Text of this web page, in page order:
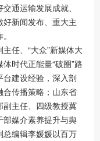
通运输发展成就、
新闻发布、重大主
任、“大众”新媒体大
时代正能量“破圈”路
建设经验，深入剖
传播策略；山东省
主任、四级教授冀
媒介素养提升与舆
编辑李媛媛以百万